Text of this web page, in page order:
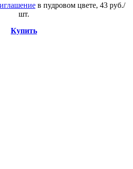
в пудровом цвете, 43 руб./
шт.
Купить